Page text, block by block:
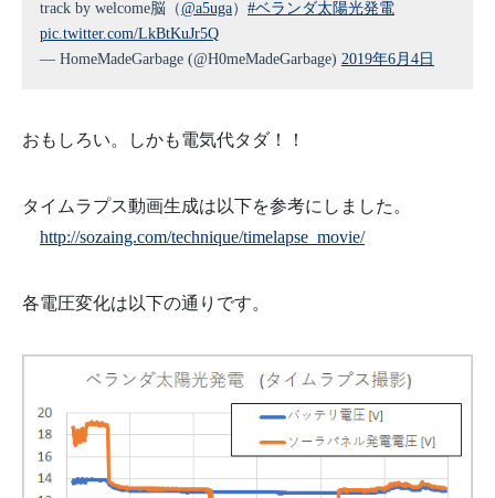
track by welcome脳（@a5uga） #ベランダ太陽光発電
pic.twitter.com/LkBtKuJr5Q
— HomeMadeGarbage (@H0meMadeGarbage) 2019年6月4日
おもしろい。しかも電気代タダ！！
タイムラプス動画生成は以下を参考にしました。
http://sozaing.com/technique/timelapse_movie/
各電圧変化は以下の通りです。